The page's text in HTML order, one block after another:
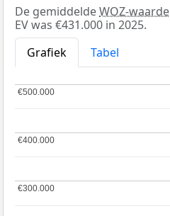
De gemiddeldeWOZ-waarde
EV was €431.000 in 2025.
Grafiek
Tabel
€300.000
€300.000
€400.000
€400.000
€500.000
€500.000